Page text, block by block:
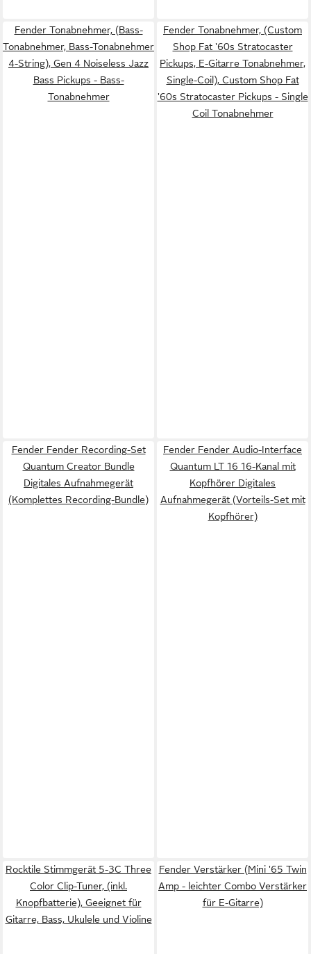
Fender Tonabnehmer, (Bass-
Tonabnehmer, Bass-Tonabnehmer
4-String), Gen 4 Noiseless Jazz
Bass Pickups - Bass-
Tonabnehmer
Fender Tonabnehmer, (Custom
Shop Fat '60s Stratocaster
Pickups, E-Gitarre Tonabnehmer,
Single-Coil), Custom Shop Fat
'60s Stratocaster Pickups - Single
Coil Tonabnehmer
Fender Fender Recording-Set
Quantum Creator Bundle
Digitales Aufnahmegerät
(Komplettes Recording-Bundle)
Fender Fender Audio-Interface
Quantum LT 16 16-Kanal mit
Kopfhörer Digitales
Aufnahmegerät (Vorteils-Set mit
Kopfhörer)
Rocktile Stimmgerät 5-3C Three
Color Clip-Tuner, (inkl.
Knopfbatterie), Geeignet für
Gitarre, Bass, Ukulele und Violine
Fender Verstärker (Mini '65 Twin
Amp - leichter Combo Verstärker
für E-Gitarre)